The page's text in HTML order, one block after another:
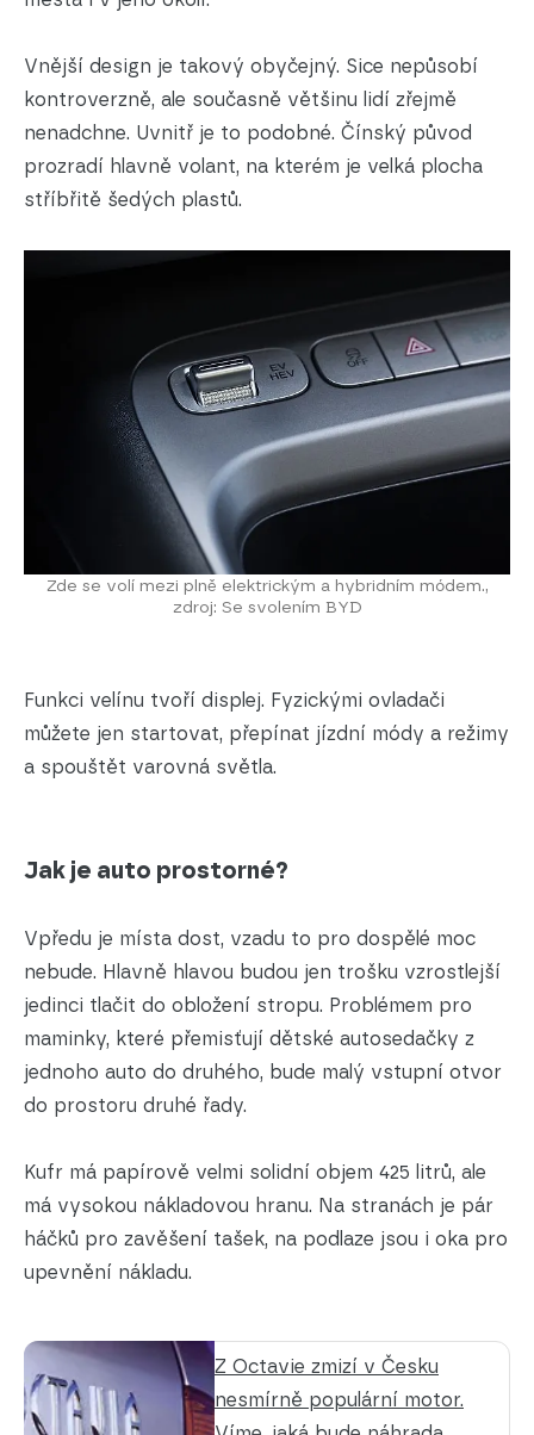
Vnější design je takový obyčejný. Sice nepůsobí
kontroverzně, ale současně většinu lidí zřejmě
nenadchne. Uvnitř je to podobné. Čínský původ
prozradí hlavně volant, na kterém je velká plocha
stříbřitě šedých plastů.
Zde se volí mezi plně elektrickým a hybridním módem.,
zdroj: Se svolením BYD
Funkci velínu tvoří displej. Fyzickými ovladači
můžete jen startovat, přepínat jízdní módy a režimy
a spouštět varovná světla.
Jak je auto prostorné?
Vpředu je místa dost, vzadu to pro dospělé moc
nebude. Hlavně hlavou budou jen trošku vzrostlejší
jedinci tlačit do obložení stropu. Problémem pro
maminky, které přemisťují dětské autosedačky z
jednoho auto do druhého, bude malý vstupní otvor
do prostoru druhé řady.
Kufr má papírově velmi solidní objem 425 litrů, ale
má vysokou nákladovou hranu. Na stranách je pár
háčků pro zavěšení tašek, na podlaze jsou i oka pro
upevnění nákladu.
Z Octavie zmizí v Česku
nesmírně populární motor.